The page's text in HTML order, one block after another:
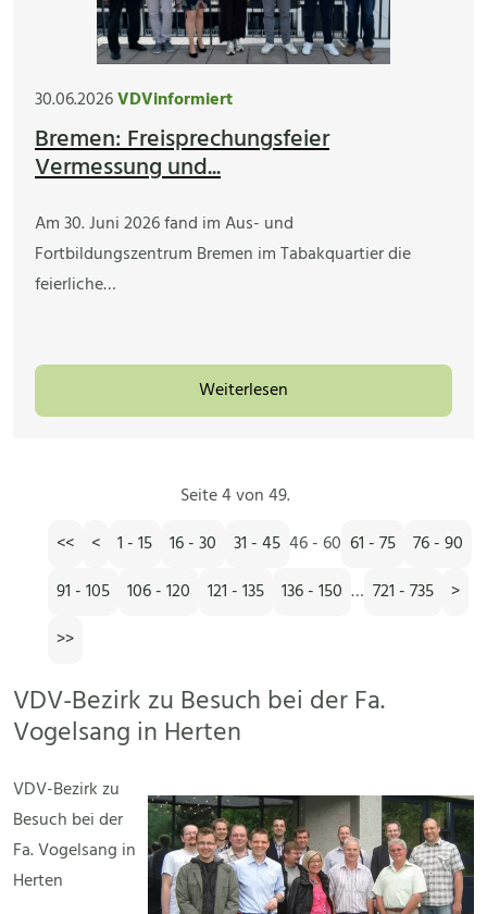
30.06.2026VDVinformiert
Bremen: Freisprechungsfeier
Vermessung und...
Am 30. Juni 2026 fand im Aus- und
Fortbildungszentrum Bremen im Tabakquartier die
feierliche…
Weiterlesen
Seite 4 von 49.
<<
< 1 - 15 16 - 30 31 - 45 46 - 60 61 - 75
76 - 90
91 - 105
106 - 120 121 - 135 136 - 150 … 721 - 735
>
>>
VDV-Bezirk zu Besuch bei der Fa.
Vogelsang in Herten
VDV-Bezirk zu
Besuch bei der
Fa. Vogelsang in
Herten